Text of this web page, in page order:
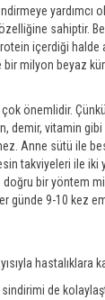
sahiptir.
içerdiği
milyon beyaz
önemlidir.
demir, vitamin
Anne sütü ile
takviyeleri ile
bir yöntem
günde 9-10 kez
hastalıklara
de